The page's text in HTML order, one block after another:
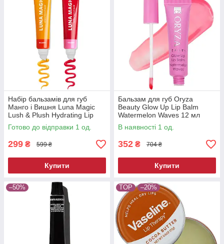
Набір бальзамів для губ
Манго і Вишня Luna Magic
Lush & Plush Hydrating Lip
Balm Duo Mango Cherry 2 х
15 мл
Готово до відправки 1 од.
299 ₴ 599 ₴
Купити
Бальзам для губ Oryza
Beauty Glow Up Lip Balm
Watermelon Waves 12 мл
В наявності 1 од.
352 ₴ 704 ₴
Купити
–50% TOP –20%